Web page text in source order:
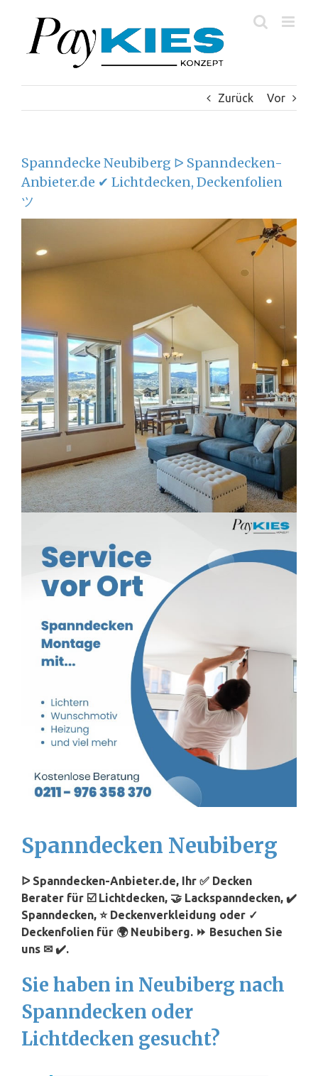
springen
Zurück Vor
Spanndecke Neubiberg ᐅ Spanndecken-
Anbieter.de ✔ Lichtdecken, Deckenfolien
ツ
Spanndecken Neubiberg
ᐅ Spanndecken-Anbieter.de, Ihr ✅ Decken
Berater für ☑️ Lichtdecken, 🤝 Lackspanndecken, ✔️
Spanndecken, ⭐ Deckenverkleidung oder ✓
Deckenfolien für 🌍 Neubiberg. ⏩ Besuchen Sie
uns ✉ ✔️.
Sie haben in Neubiberg nach
Spanndecken oder
Lichtdecken gesucht?